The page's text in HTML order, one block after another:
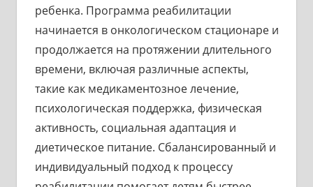
ребенка. Программа реабилитации
начинается в онкологическом стационаре и
продолжается на протяжении длительного
времени, включая различные аспекты,
такие как медикаментозное лечение,
психологическая поддержка, физическая
активность, социальная адаптация и
диетическое питание. Сбалансированный и
индивидуальный подход к процессу